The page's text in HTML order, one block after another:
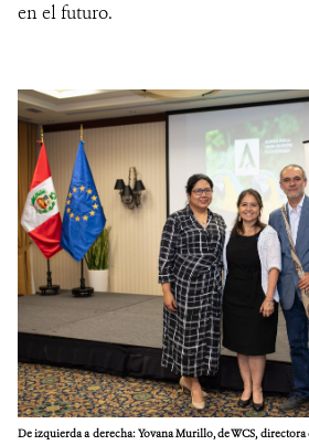
en el futuro.
De izquierda a derecha: Yovana Murillo, de WCS,